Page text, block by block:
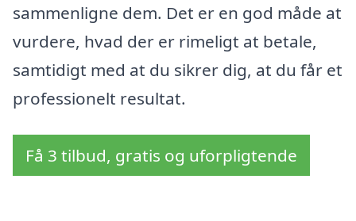
sammenligne dem. Det er en god måde at
vurdere, hvad der er rimeligt at betale,
samtidigt med at du sikrer dig, at du får et
professionelt resultat.
Få 3 tilbud, gratis og uforpligtende